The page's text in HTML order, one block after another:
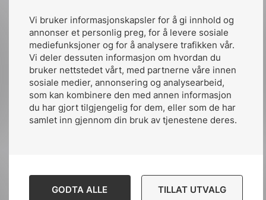
Vi bruker informasjonskapsler for å gi innhold og
annonser et personlig preg, for å levere sosiale
mediefunksjoner og for å analysere trafikken vår.
Vi deler dessuten informasjon om hvordan du
bruker nettstedet vårt, med partnerne våre innen
sosiale medier, annonsering og analysearbeid,
som kan kombinere den med annen informasjon
du har gjort tilgjengelig for dem, eller som de har
samlet inn gjennom din bruk av tjenestene deres.
GODTA ALLE TILLAT UTVALG
Publiserte:22. mar. 2019
Siste oppdatert:kl.21:47 20. des. 2021
Del artikkelen på:
Del Del Del